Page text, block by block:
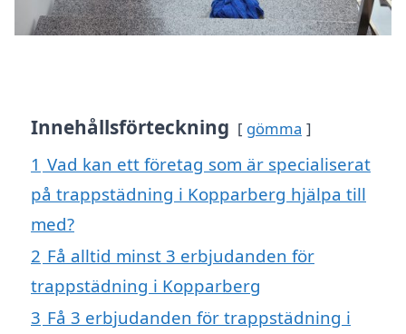
Innehållsförteckning gömma
1 Vad kan ett företag som är specialiserat
på trappstädning i Kopparberg hjälpa till
med?
2 Få alltid minst 3 erbjudanden för
trappstädning i Kopparberg
3 Få 3 erbjudanden för trappstädning i